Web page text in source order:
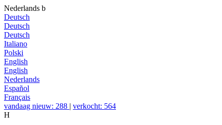
Nederlands b
Deutsch
Deutsch
Deutsch
Italiano
Polski
English
English
Nederlands
Español
Français
vandaag nieuw: 288 | verkocht: 564
H